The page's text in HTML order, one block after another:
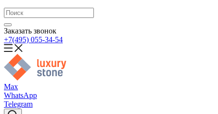
Заказать звонок
+7(495) 055-34-54
Max
WhatsApp
Telegram